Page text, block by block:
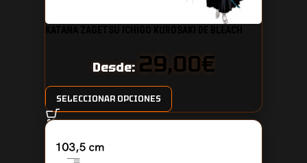
Desde: 29,00€
SELECCIONAR OPCIONES